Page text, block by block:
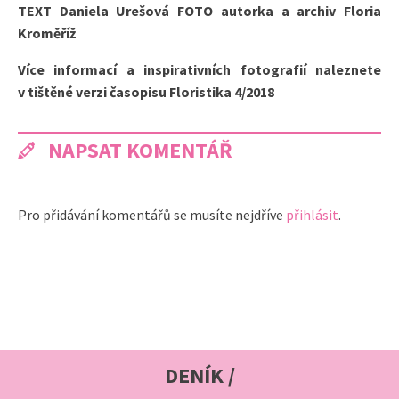
TEXT Daniela Urešová FOTO autorka a archiv Floria
Kroměříž
Více informací a inspirativních fotografií naleznete
v tištěné verzi časopisu Floristika 4/2018
NAPSAT KOMENTÁŘ
Pro přidávání komentářů se musíte nejdříve přihlásit.
DENÍK /